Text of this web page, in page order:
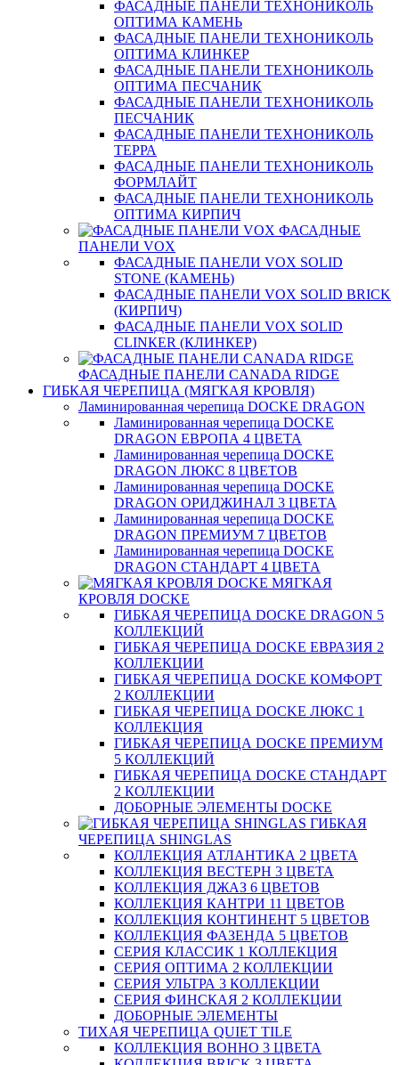
ФАСАДНЫЕ ПАНЕЛИ ТЕХНОНИКОЛЬ
ОПТИМА КАМЕНЬ
ФАСАДНЫЕ ПАНЕЛИ ТЕХНОНИКОЛЬ
ОПТИМА КЛИНКЕР
ФАСАДНЫЕ ПАНЕЛИ ТЕХНОНИКОЛЬ
ОПТИМА ПЕСЧАНИК
ФАСАДНЫЕ ПАНЕЛИ ТЕХНОНИКОЛЬ
ПЕСЧАНИК
ФАСАДНЫЕ ПАНЕЛИ ТЕХНОНИКОЛЬ
ТЕРРА
ФАСАДНЫЕ ПАНЕЛИ ТЕХНОНИКОЛЬ
ФОРМЛАЙТ
ФАСАДНЫЕ ПАНЕЛИ ТЕХНОНИКОЛЬ
ОПТИМА КИРПИЧ
ФАСАДНЫЕ
ПАНЕЛИ VOX
ФАСАДНЫЕ ПАНЕЛИ VOX SOLID
STONE (КАМЕНЬ)
ФАСАДНЫЕ ПАНЕЛИ VOX SOLID BRICK
(КИРПИЧ)
ФАСАДНЫЕ ПАНЕЛИ VOX SOLID
CLINКER (КЛИНКЕР)
ФАСАДНЫЕ ПАНЕЛИ CANADA RIDGE
ГИБКАЯ ЧЕРЕПИЦА (МЯГКАЯ КРОВЛЯ)
Ламинированная черепица DOCKE DRAGON
Ламинированная черепица DOCKE
DRAGON ЕВРОПА 4 ЦВЕТА
Ламинированная черепица DOCKE
DRAGON ЛЮКС 8 ЦВЕТОВ
Ламинированная черепица DOCKE
DRAGON ОРИДЖИНАЛ 3 ЦВЕТА
Ламинированная черепица DOCKE
DRAGON ПРЕМИУМ 7 ЦВЕТОВ
Ламинированная черепица DOCKE
DRAGON СТАНДАРТ 4 ЦВЕТA
МЯГКАЯ
КРОВЛЯ DOCKE
ГИБКАЯ ЧЕРЕПИЦА DOCKE DRAGON 5
КОЛЛЕКЦИЙ
ГИБКАЯ ЧЕРЕПИЦА DOCKE ЕВРАЗИЯ 2
КОЛЛЕКЦИИ
ГИБКАЯ ЧЕРЕПИЦА DOCKE КОМФОРТ
2 КОЛЛЕКЦИИ
ГИБКАЯ ЧЕРЕПИЦА DOCKE ЛЮКС 1
КОЛЛЕКЦИЯ
ГИБКАЯ ЧЕРЕПИЦА DOCKE ПРЕМИУМ
5 КОЛЛЕКЦИЙ
ГИБКАЯ ЧЕРЕПИЦА DOCKE СТАНДАРТ
2 КОЛЛЕКЦИИ
ДОБОРНЫЕ ЭЛЕМЕНТЫ DOCKE
ГИБКАЯ
ЧЕРЕПИЦА SHINGLAS
КОЛЛЕКЦИЯ АТЛАНТИКА 2 ЦВЕТА
КОЛЛЕКЦИЯ ВЕСТЕРН 3 ЦВЕТА
КОЛЛЕКЦИЯ ДЖАЗ 6 ЦВЕТОВ
КОЛЛЕКЦИЯ КАНТРИ 11 ЦВЕТОВ
КОЛЛЕКЦИЯ КОНТИНЕНТ 5 ЦВЕТОВ
КОЛЛЕКЦИЯ ФАЗЕНДА 5 ЦВЕТОВ
СЕРИЯ КЛАССИК 1 КОЛЛЕКЦИЯ
СЕРИЯ ОПТИМА 2 КОЛЛЕКЦИИ
СЕРИЯ УЛЬТРА 3 КОЛЛЕКЦИИ
СЕРИЯ ФИНСКАЯ 2 КОЛЛЕКЦИИ
ДОБОРНЫЕ ЭЛЕМЕНТЫ
ТИХАЯ ЧЕРЕПИЦА QUIET TILE
КОЛЛЕКЦИЯ BOHHO 3 ЦВЕТА